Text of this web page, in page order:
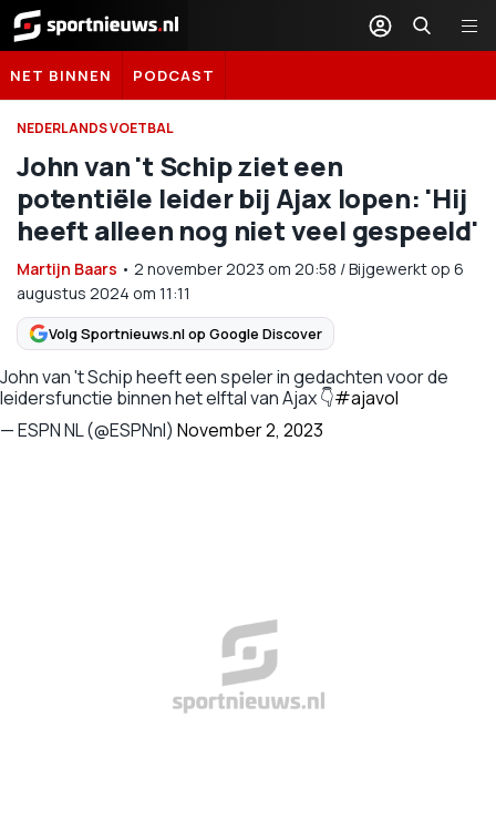
Sportnieuws.nl
NET BINNEN PODCAST
NEDERLANDS VOETBAL
John van 't Schip ziet een
potentiële leider bij Ajax lopen: 'Hij
heeft alleen nog niet veel gespeeld'
Martijn Baars • 2 november 2023 om 20:58 /Bijgewerkt op 6
augustus 2024 om 11:11
Volg Sportnieuws.nl op Google Discover
John van 't Schip heeft een speler in gedachten voor de
leidersfunctie binnen het elftal van Ajax 👇#ajavol
— ESPN NL (@ESPNnl) November 2, 2023